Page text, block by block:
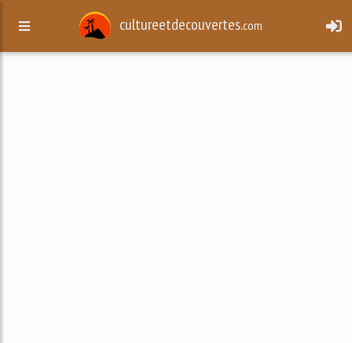
cultureetdecouvertes.com